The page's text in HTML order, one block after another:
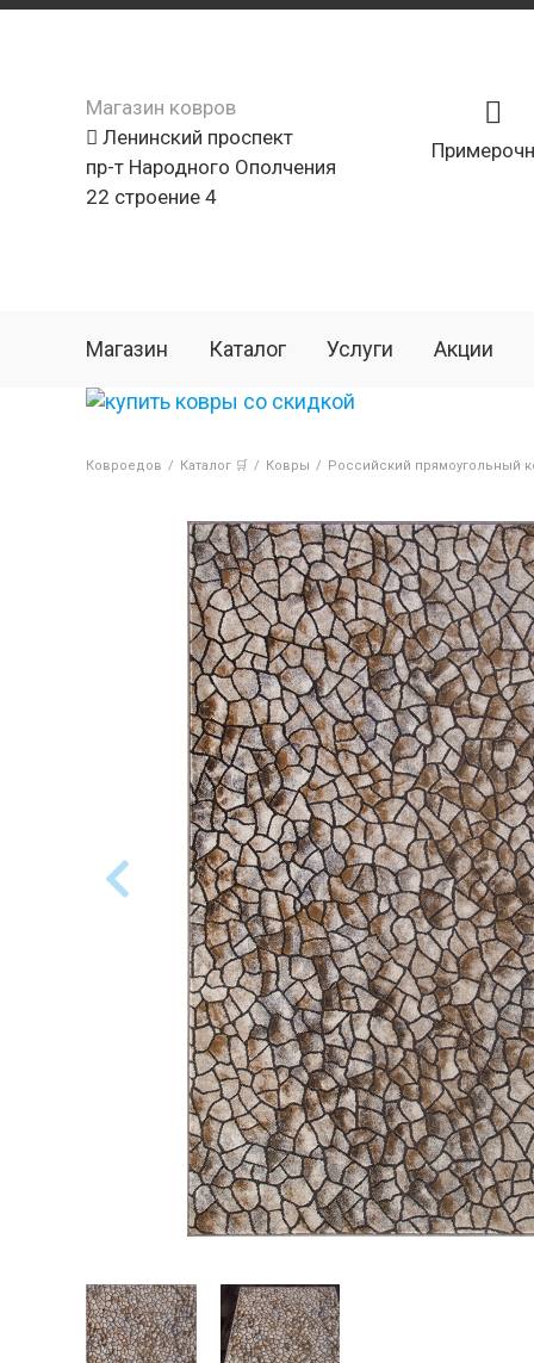
Магазин ковров
Ленинский проспект
пр-т Народного Ополчения
22 строение 4
Магазин Каталог Услуги Акции
Ковроедов / Каталог 🛒 / Ковры / Российский прямоугольный